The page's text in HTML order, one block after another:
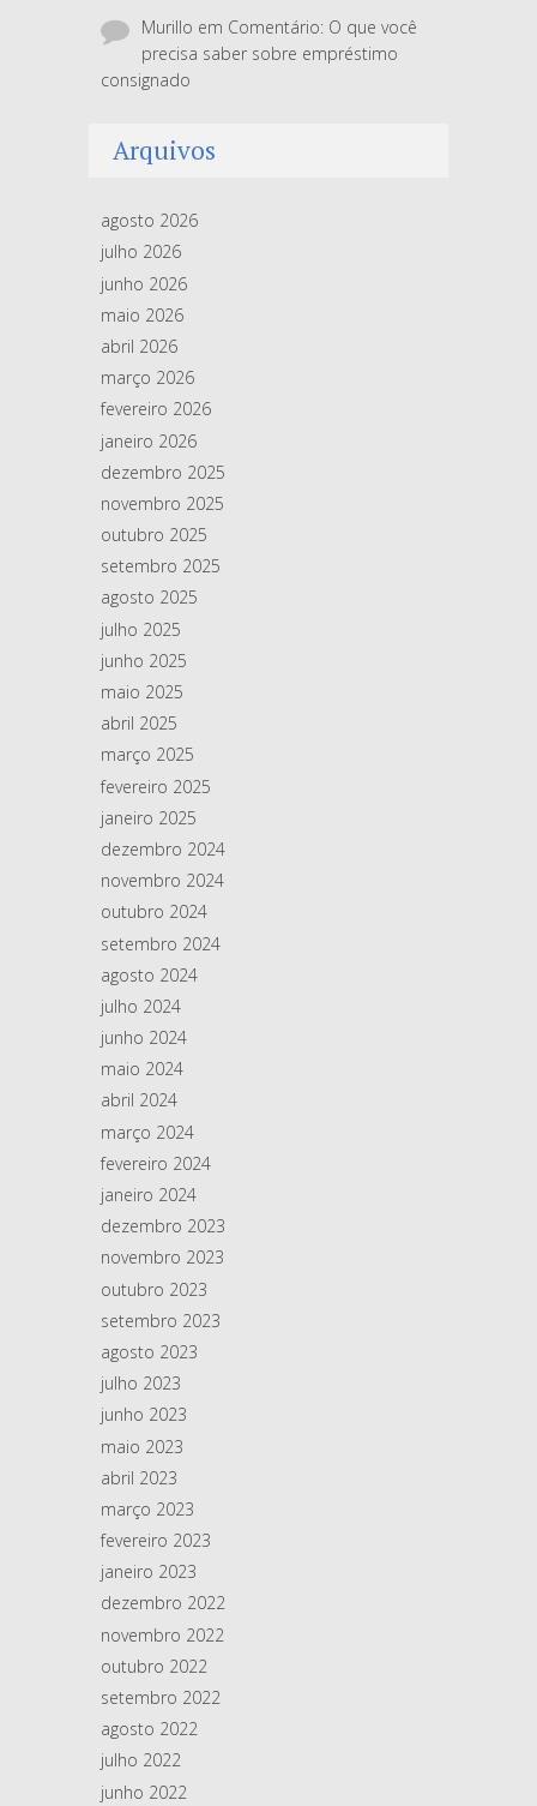
Murillo em Comentário: O que você
precisa saber sobre empréstimo
consignado
Arquivos
agosto 2026
julho 2026
junho 2026
maio 2026
abril 2026
março 2026
fevereiro 2026
janeiro 2026
dezembro 2025
novembro 2025
outubro 2025
setembro 2025
agosto 2025
julho 2025
junho 2025
maio 2025
abril 2025
março 2025
fevereiro 2025
janeiro 2025
dezembro 2024
novembro 2024
outubro 2024
setembro 2024
agosto 2024
julho 2024
junho 2024
maio 2024
abril 2024
março 2024
fevereiro 2024
janeiro 2024
dezembro 2023
novembro 2023
outubro 2023
setembro 2023
agosto 2023
julho 2023
junho 2023
maio 2023
abril 2023
março 2023
fevereiro 2023
janeiro 2023
dezembro 2022
novembro 2022
outubro 2022
setembro 2022
agosto 2022
julho 2022
junho 2022